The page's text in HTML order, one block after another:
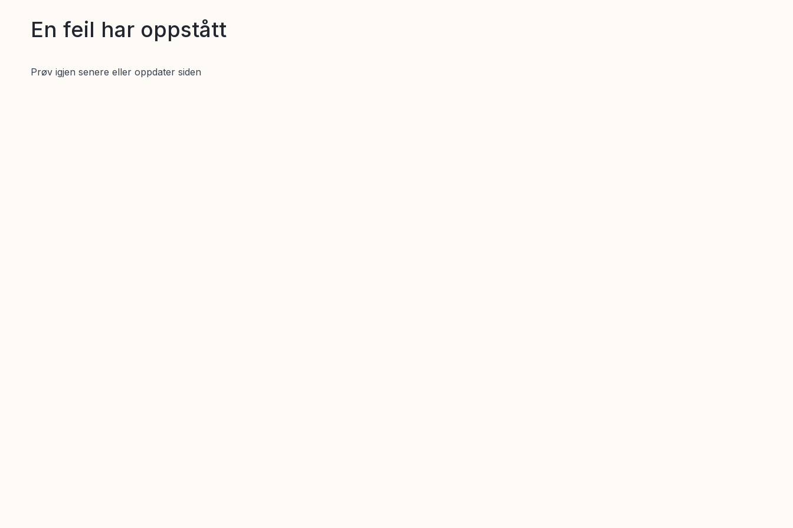
En feil har oppstått
Prøv igjen senere eller oppdater siden